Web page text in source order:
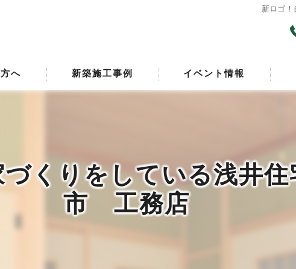
新ロゴ
へ 新築施工事例 イベント情報
くりをしている浅井
市 工務店